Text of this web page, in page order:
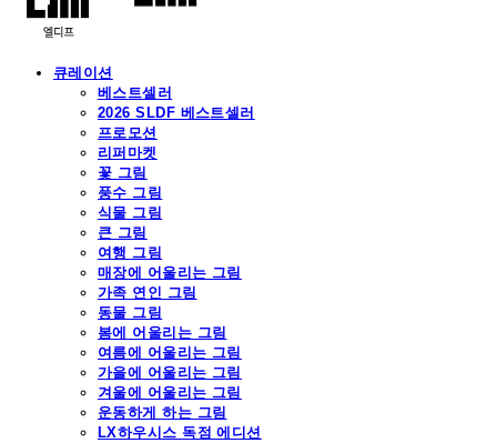
큐레이션
베스트셀러
2026 SLDF 베스트셀러
프로모션
리퍼마켓
꽃 그림
풍수 그림
식물 그림
큰 그림
여행 그림
매장에 어울리는 그림
가족 연인 그림
동물 그림
봄에 어울리는 그림
여름에 어울리는 그림
가을에 어울리는 그림
겨울에 어울리는 그림
운동하게 하는 그림
LX하우시스 독점 에디션